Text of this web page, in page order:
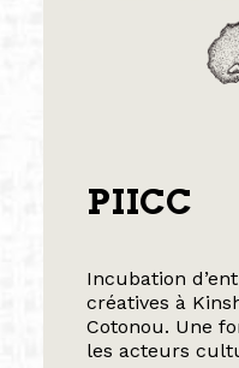
PIICC
Incubation
créatives à
Cotonou. Une
les acteurs